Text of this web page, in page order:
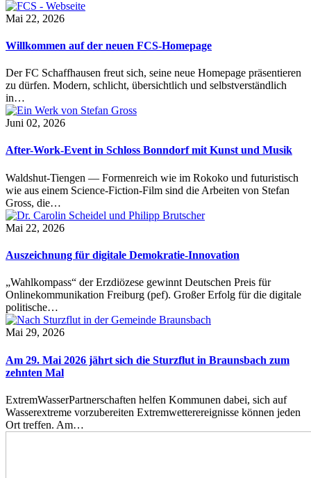
Mai 22, 2026
Willkommen auf der neuen FCS-Homepage
Der FC Schaffhausen freut sich, seine neue Homepage präsentieren
zu dürfen. Modern, schlicht, übersichtlich und selbstverständlich
in…
Juni 02, 2026
After-Work-Event in Schloss Bonndorf mit Kunst und Musik
Waldshut-Tiengen — Formenreich wie im Rokoko und futuristisch
wie aus einem Science-Fiction-Film sind die Arbeiten von Stefan
Gross, die…
Mai 22, 2026
Auszeichnung für digitale Demokratie-Innovation
„Wahlkompass“ der Erzdiözese gewinnt Deutschen Preis für
Onlinekommunikation Freiburg (pef). Großer Erfolg für die digitale
politische…
Mai 29, 2026
Am 29. Mai 2026 jährt sich die Sturzflut in Braunsbach zum
zehnten Mal
ExtremWasserPartnerschaften helfen Kommunen dabei, sich auf
Wasserextreme vorzubereiten Extremwetterereignisse können jeden
Ort treffen. Am…